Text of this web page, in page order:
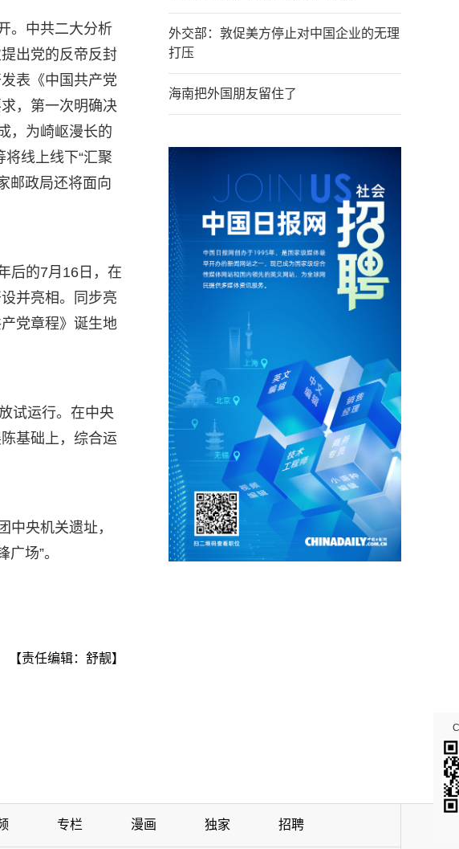
。中共二大分析
出党的反帝反封
表《中国共产党
，第一次明确决
，为崎岖漫长的
线上线下“汇聚
邮政局还将面向
后的7月16日，在
并亮相。同步亮
党章程》诞生地
试运行。在中央
基础上，综合运
央机关遗址，
场”。
【责任编辑：舒靓】
外交部：敦促美方停止对中国企业的无理
打压
海南把外国朋友留住了
专栏 漫画 独家 招聘